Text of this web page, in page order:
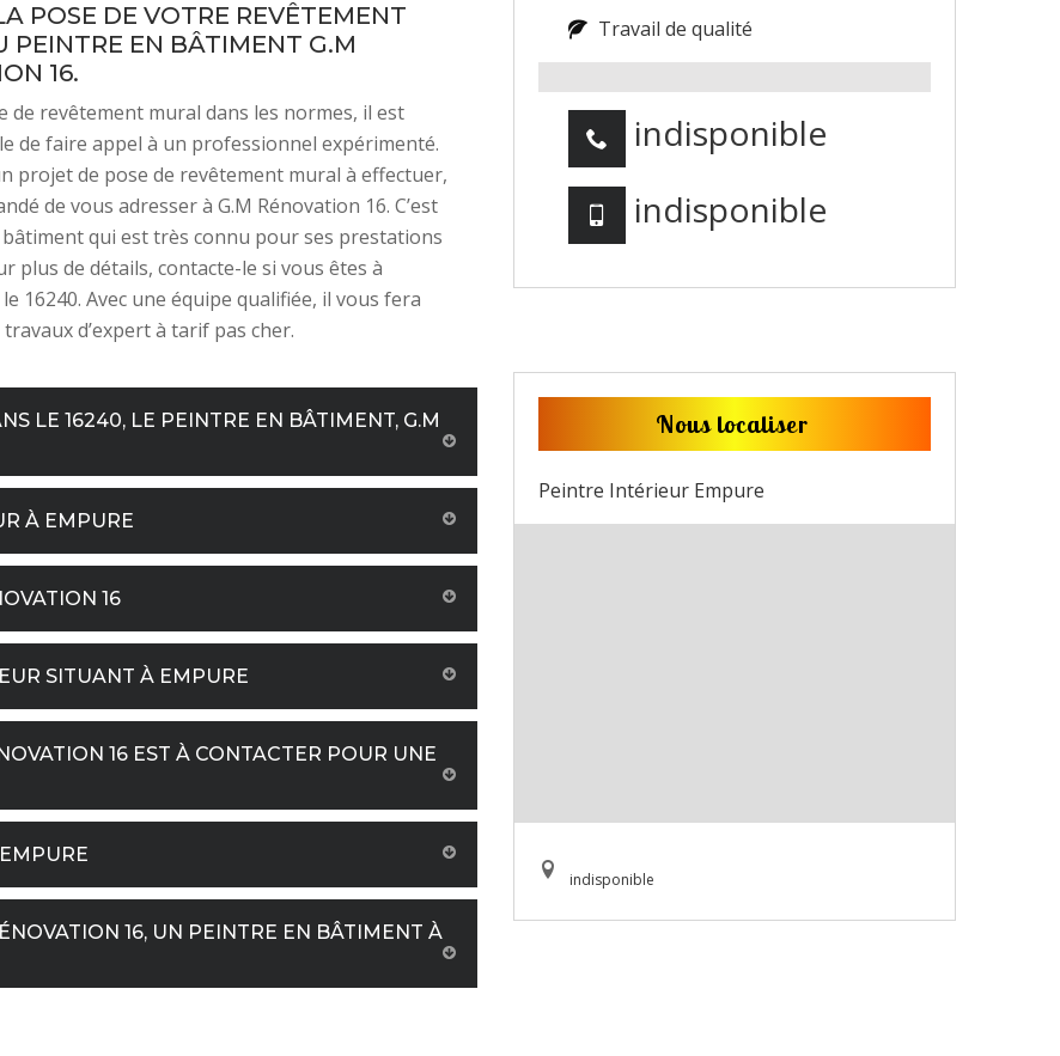
POSE DE VOTRE REVÊTEMENT
PEINTRE EN BÂTIMENT G.M
16.
de revêtement mural dans les normes, il est
de faire appel à un professionnel expérimenté.
projet de pose de revêtement mural à effectuer,
de vous adresser à G.M Rénovation 16. C’est
qui est très connu pour ses prestations
plus de détails, contacte-le si vous êtes à
16240. Avec une équipe qualifiée, il vous fera
d’expert à tarif pas cher.
LE 16240, LE PEINTRE EN BÂTIMENT, G.M
À EMPURE
16
SITUANT À EMPURE
16 EST À CONTACTER POUR UNE
16, UN PEINTRE EN BÂTIMENT À
Travail de qualité
indisponible
indisponible
Nous localiser
Peintre Intérieur Empure
indisponible